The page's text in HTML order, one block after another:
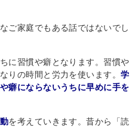
ご家庭でもある話ではないでし
に習慣や癖となります。習慣や
りの時間と労力を使います。 学
癖にならないうちに早めに手を
を考えていきます。昔から「読